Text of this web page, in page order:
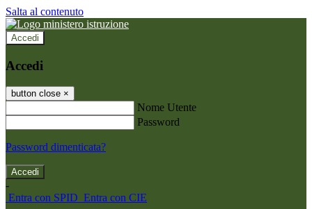
Salta al contenuto
Accedi
Accedi
button close ×
Nome Utente
Password
Password dimenticata?
-
Entra con SPID Entra con CIE